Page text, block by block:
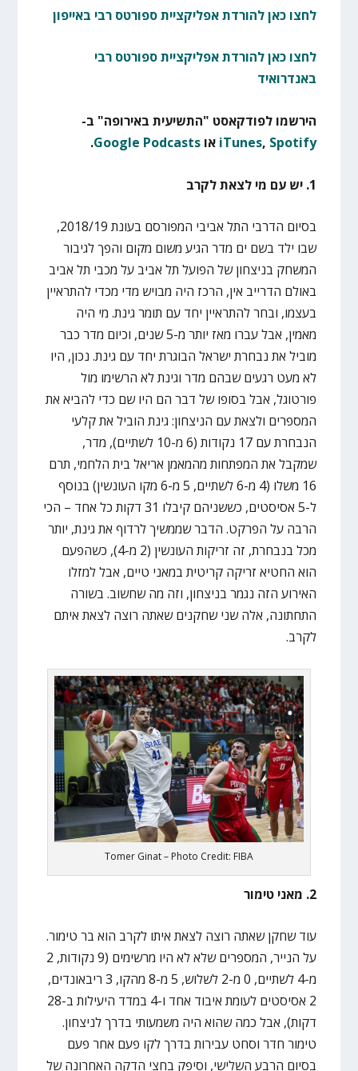
לחצו כאן להורדת אפליקציית ספורטס רבי באייפון
לחצו כאן להורדת אפליקציית ספורטס רבי
באנדרואיד
הירשמו לפודקאסט "התשיעית באירופה" ב-
iTunes, Spotify אוGoogle Podcasts
.
1. יש עם מי לצאת לקרב
בסיום הדרבי התל אביבי המפורסם בעונת 2018/19,
שבו ילד בשם ים מדר הגיע משום מקום והפך לגיבור
המשחק בניצחון של הפועל תל אביב על מכבי תל אביב
באולם הדרייב אין, הרכז היה מבויש מדי מכדי להתראיין
בעצמו, ובחר להתראיין יחד עם תומר גינת. מי היה
מאמין, אבל עברו מאז יותר מ-5 שנים, וכיום מדר כבר
מוביל את נבחרת ישראל הבוגרת יחד עם גינת. נכון, היו
לא מעט רגעים שבהם מדר וגינת לא הרשימו מול
פורטוגל, אבל בסופו של דבר הם היו שם כדי להביא את
המספרים ולצאת עם הניצחון: גינת הוביל את קלעי
הנבחרת עם 17 נקודות (6 מ-10 לשתיים), מדר,
שמקבל את המפתחות מהמאמן אריאל בית הלחמי, תרם
16 משלו (4 מ-6 לשתיים, 5 מ-6 מקו העונשין) בנוסף
ל-5 אסיסטים, כששניהם קיבלו 31 דקות כל אחד – הכי
הרבה על הפרקט. הדבר שממשיך לרדוף את גינת, יותר
מכל בנבחרת, זה זריקות העונשין (2 מ-4), כשהפעם
הוא החטיא זריקה קריטית במאני טיים, אבל למזלו
האירוע הזה נגמר בניצחון, וזה מה שחשוב. בשורה
התחתונה, אלה שני שחקנים שאתה רוצה לצאת איתם
לקרב.
Tomer Ginat – Photo Credit: FIBA
2. מאני טימור
עוד שחקן שאתה רוצה לצאת איתו לקרב הוא בר טימור.
על הנייר, המספרים שלא לא היו מרשימים (9 נקודות, 2
מ-4 לשתיים, 0 מ-2 לשלוש, 5 מ-8 מהקו, 3 ריבאונדים,
2 אסיסטים לעומת איבוד אחד ו-4 במדד היעילות ב-28
דקות), אבל כמה שהוא היה משמעותי בדרך לניצחון.
טימור חדר וסחט עבירות בדרך לקו פעם אחר פעם
בסיום הרבע השלישי, וסיפק בחצי הדקה האחרונה של